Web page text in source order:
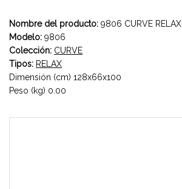
Nombre del producto: 9806 CURVE RELAX
Modelo: 9806
Colección: CURVE
Tipos: RELAX
Dimensión (cm) 128x66x100
Peso (kg) 0.00